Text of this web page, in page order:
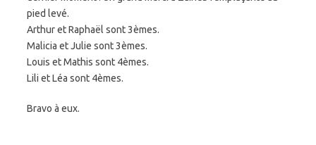
pied levé.
Arthur et Raphaël sont 3èmes.
Malicia et Julie sont 3èmes.
Louis et Mathis sont 4èmes.
Lili et Léa sont 4èmes.
Bravo à eux.